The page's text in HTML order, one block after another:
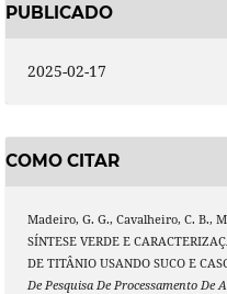
PUBLICADO
2025-02-17
COMO CITAR
Madeiro, G. G., Cavalheiro, C. B.,
SÍNTESE VERDE E
DE TITÂNIO USANDO SUCO E
De Pesquisa De Processamento De